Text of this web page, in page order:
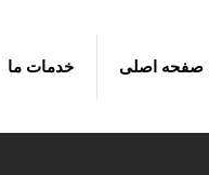
صفحه اصلی خدمات ما